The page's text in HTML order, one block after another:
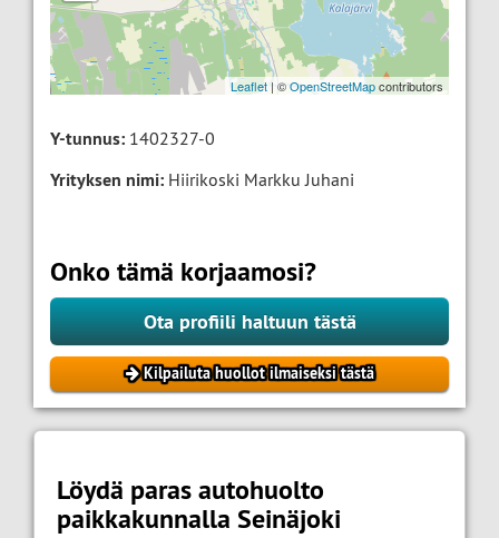
Leaflet | ©OpenStreetMapcontributors
Y-tunnus: 1402327-0
Yrityksen nimi: Hiirikoski Markku Juhani
Onko tämä korjaamosi?
Ota profiili haltuun tästä
Kilpailuta huollot ilmaiseksi tästä
Löydä paras autohuolto
paikkakunnalla Seinäjoki